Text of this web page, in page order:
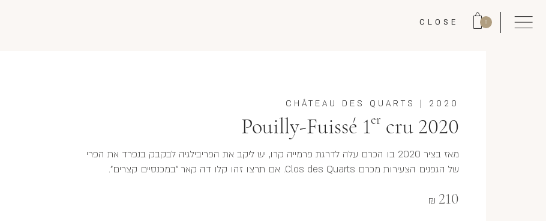
0
CLOSE
2020
|
CHÂTEAU DES QUARTS
Pouilly-Fuissé 1er cru 2020
מאז בציר 2020 בו הכרם עלה לדרגת פרמייה קרו, יש ליקב את הפריבילגיה לבקבק בנפרד את הפרי
של הגפנים הצעירות מכרם Clos des Quarts. אם תרצו זהו קלו דה קאר "במכנסיים קצרים".
210
₪